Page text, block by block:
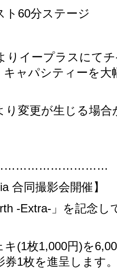
60分ステージ
りイープラスにて
ャパシティーを大
り変更が生じる場
合同撮影会開催】
-Extra-」を記念し
キ(1枚1,000円)を
券1枚を進呈します